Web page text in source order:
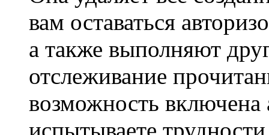
вам оставаться
а также выполняют
отслеживание
возможность
испытываете